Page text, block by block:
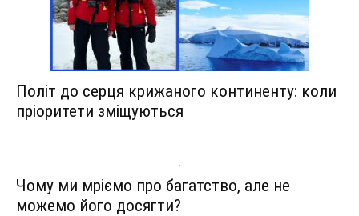
Політ до серця крижаного континенту: коли
пріоритети зміщуються
Чому ми мріємо про багатство, але не
можемо його досягти?